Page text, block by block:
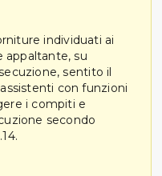
individuati ai
appaltante, su
sentito il
con funzioni
i compiti e
secondo